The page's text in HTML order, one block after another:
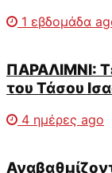
1 εβδομάδα
ΠΑΡΑΛΙΜΝΙ:
του Τάσου
4 ημέρες ago